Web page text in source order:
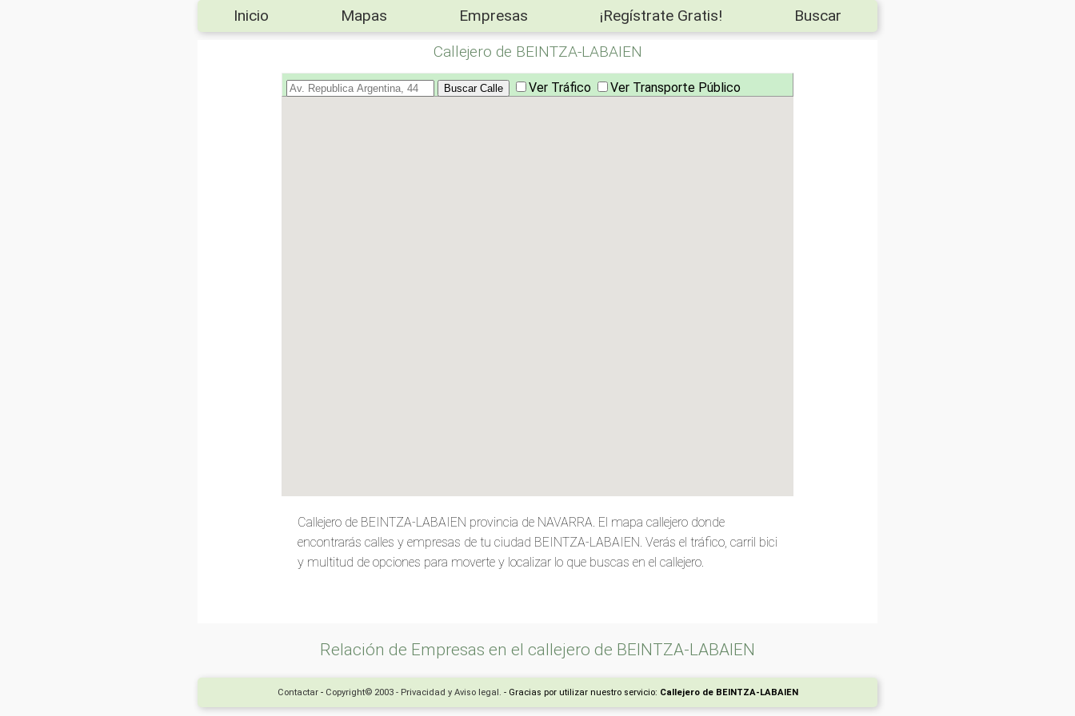
Inicio Mapas Empresas ¡Regístrate Gratis!
Buscar
Callejero de BEINTZA-LABAIEN
Ver Tráfico Ver Transporte Público
Callejero de BEINTZA-LABAIEN provincia de NAVARRA. El mapa callejero donde
encontrarás calles y empresas de tu ciudad BEINTZA-LABAIEN. Verás el tráfico, carril bici
y multitud de opciones para moverte y localizar lo que buscas en el callejero.
Relación de Empresas en el callejero de BEINTZA-LABAIEN
Contactar- Copyright© 2003 - Privacidad y Aviso legal. - Gracias por utilizar nuestro servicio: Callejero de BEINTZA-LABAIEN